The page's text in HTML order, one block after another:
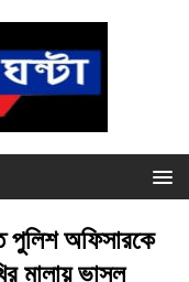
পুলিশ অফিসারকে
মালায় ভাসল